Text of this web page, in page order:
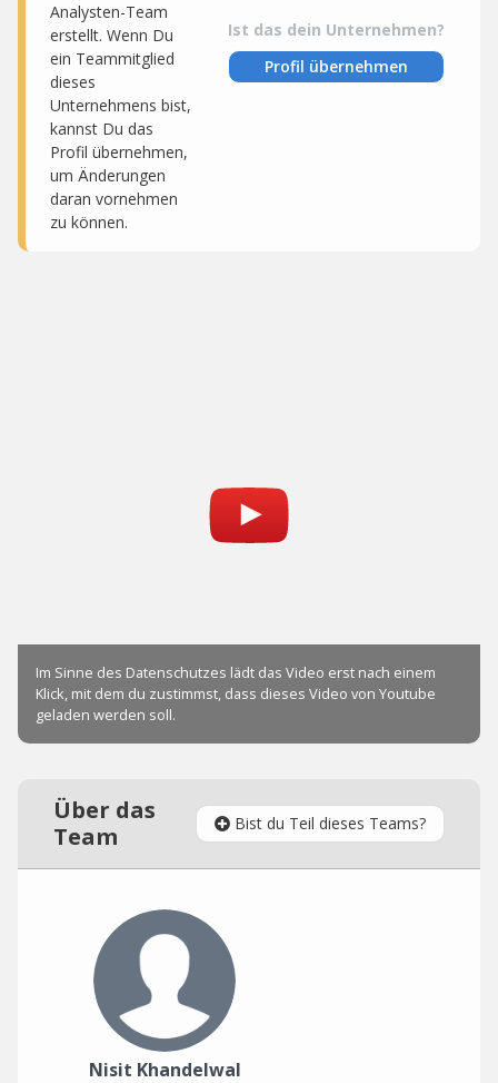
Analysten-Team
erstellt. Wenn Du
ein Teammitglied
dieses
Unternehmens bist,
kannst Du das
Profil übernehmen,
um Änderungen
daran vornehmen
zu können.
Ist das dein Unternehmen?
Profil übernehmen
Über das
Team
Bist du Teil dieses Teams?
Nisit Khandelwal